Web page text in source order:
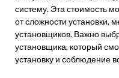
систему. Эта стоимость
от сложности установки,
установщиков. Важно
установщика, который
установку и соблюдение